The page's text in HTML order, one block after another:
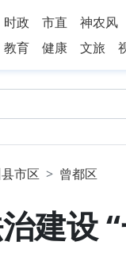
时政 市直 神农风
教育 健康 文旅
市区 曾都区
建设